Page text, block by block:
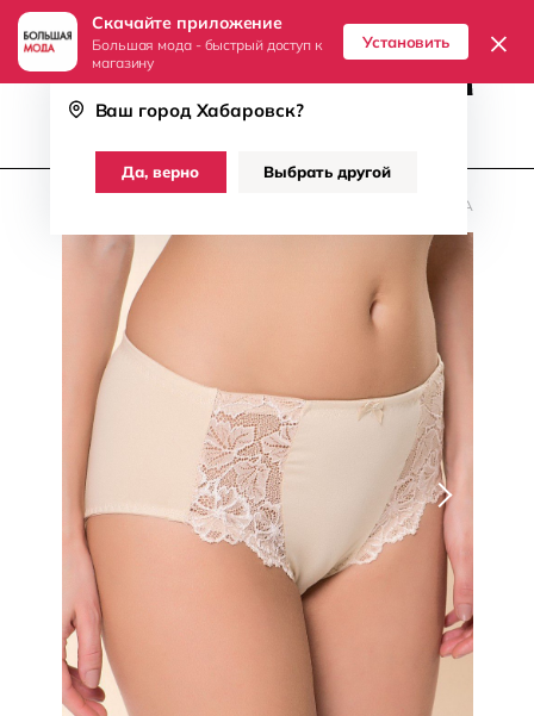
Скачайте приложение
Большая мода - быстрый доступ к
магазину
Установить ×
Хабаровск
Ваш город Хабаровск?
Да, верно Выбрать другой
8 (800) 511-71-07
Alla Buone